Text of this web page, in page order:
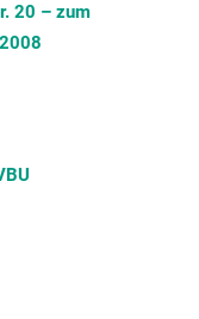
20 – zum